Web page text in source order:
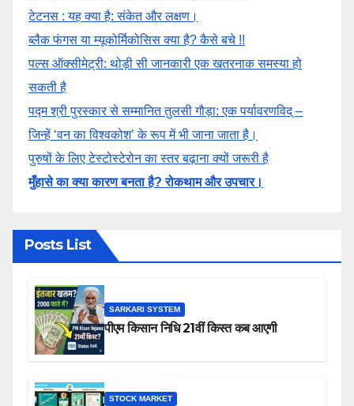
टेटनस : यह क्या है: संकेत और लक्षण।
ब्लैक फंगस या म्यूकोर्मिकोसिस क्या है? कैसे बचे !!
पल्स ऑक्सीमेट्री: थोड़ी सी जानकारी एक खतरनाक समस्या हो
सकती है
पद्म श्री पुरस्कार से सम्मानित तुलसी गौड़ा: एक पर्यावरणविद् –
जिन्हें ‘वन का विश्वकोश’ के रूप में भी जाना जाता है।
पुरुषों के लिए टेस्टोस्टेरोन का स्तर बढ़ाना क्यों जरूरी है
मुँहासे का क्या कारण बनता है? रोकथाम और उपचार।
Posts List
SARKARI SYSTEM
पीएम किसान निधि 21वीं किस्त कब आएगी
STOCK MARKET